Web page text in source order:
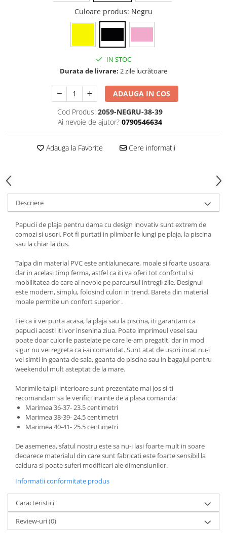
Culoare produs: Negru
IN STOC
Durata de livrare: 2 zile lucrătoare
ADAUGA IN COS
Cod Produs: 2059-NEGRU-38-39
Ai nevoie de ajutor? 0790546634
Adauga la Favorite Cere informatii
Descriere
Papucii de plaja pentru dama cu design inovativ sunt extrem de
comozi si usori. Pot fi purtati in plimbarile lungi pe plaja, la piscina
sau la chiar la dus.
Talpa din material PVC este antialunecare, moale si foarte usoara,
dar in acelasi timp ferma, astfel ca iti va oferi tot confortul si
mobilitatea de care ai nevoie pe parcursul intregii zile. Designul
este modern, simplu, folosind culori in trend. Bareta din material
moale permite un confort superior .
Fie ca ii vei purta acasa, la plaja sau la piscina, iti garantam ca
papucii acesti iti vor insenina ziua. Poate imprimeul vesel sau
poate doar culorile pastelate pe care le-am pregatit, dar in mod
sigur nu vei regreta ca i-ai comandat. Sunt atat de usori incat nu-i
vei simti in geanta de sala, geanta de piscina sau in bagajul pentru
weekendul mult asteptat de la mare.
Marimile talpii interioare sunt prezentate mai jos si-ti
recomandam sa le verifici inainte de a plasa comanda:
Marimea 36-37- 23.5 centimetri
Marimea 38-39- 24.5 centimetri
Marimea 40-41- 25.5 centimetri
De asemenea, sfatul nostru este sa nu-i lasi foarte mult in soare
deoarece materialul din care sunt fabricati este foarte sensibil la
caldura si poate suferi modificari ale dimensiunilor.
Informatii conformitate produs
Caracteristici
Review-uri(0)